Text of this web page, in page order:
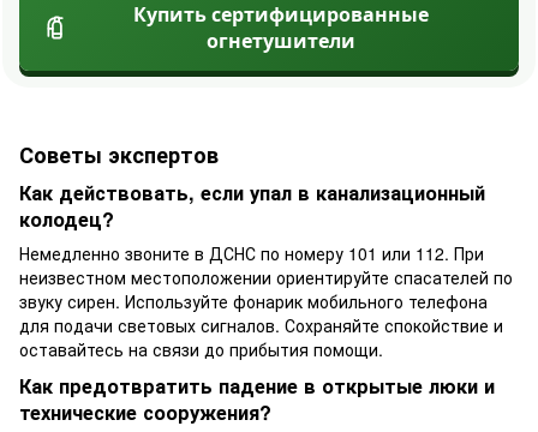
Купить сертифицированные
огнетушители
Советы экспертов
Как действовать, если упал в канализационный
колодец?
Немедленно звоните в ДСНС по номеру 101 или 112. При
неизвестном местоположении ориентируйте спасателей по
звуку сирен. Используйте фонарик мобильного телефона
для подачи световых сигналов. Сохраняйте спокойствие и
оставайтесь на связи до прибытия помощи.
Как предотвратить падение в открытые люки и
технические сооружения?